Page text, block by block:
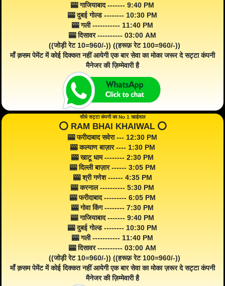
🎰 गाजियाबाद ------- 9:40 PM
🎰 दुबई गोल्ड -------- 10:30 PM
🎰 गली ----------- 11:40 PM
🎰 दिसावर ---------- 03:00 AM
((जोड़ी रेट 10=960/-)) ((हरूफ़ रेट 100=960/-))
माँ क़सम पेमेंट में कोई दिक्कत नहीं आयेगी एक बार सेवा का मोका जरूर दे सट्टा कंपनी
मैनेजर की ज़िम्मेवारी है
सीधे सट्टा कंपनी का No 1 खाईवाल
⭕️ RAM BHAI KHAIWAL ⭕️
🎰 फरीदाबाद सवेरा --- 12:30 PM
🎰 कल्याण बाज़ार ---- 1:30 PM
🎰 खाटू धाम -------- 2:30 PM
🎰 दिल्ली बाज़ार ------ 3:05 PM
🎰 श्री गणेश ------ 4:35 PM
🎰 करनाल ---------- 5:30 PM
🎰 फरीदाबाद --------- 6:05 PM
🎰 गोवा किंग -------- 7:30 PM
🎰 गाजियाबाद ------- 9:40 PM
🎰 दुबई गोल्ड -------- 10:30 PM
🎰 गली ----------- 11:40 PM
🎰 दिसावर ---------- 03:00 AM
((जोड़ी रेट 10=960/-)) ((हरूफ़ रेट 100=960/-))
माँ क़सम पेमेंट में कोई दिक्कत नहीं आयेगी एक बार सेवा का मोका ज़रूर दे सट्टा कंपनी
मैनेजर की ज़िम्मेवारी है